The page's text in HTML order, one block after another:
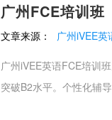
广州FCE培训班
文章来源： 广州iVEE英
广州iVEE英语FCE培训
突破B2水平。个性化辅